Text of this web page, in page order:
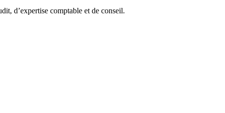
d’expertise comptable et de conseil.